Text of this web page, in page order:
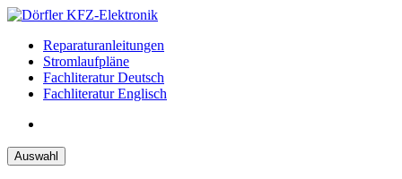
Zum
springenReparaturanleitungen
Stromlaufpläne
Fachliteratur Deutsch
Fachliteratur Englisch
Auswahl